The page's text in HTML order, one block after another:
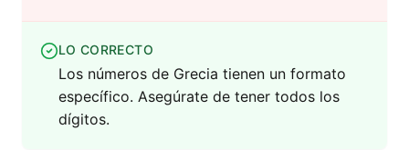
LO CORRECTO
Los números de Grecia tienen un formato
específico. Asegúrate de tener todos los
dígitos.